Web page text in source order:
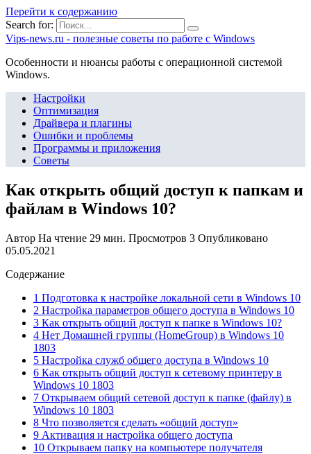
Перейти к содержанию
Search for:
Vips-news.ru - полезные советы по работе с Windows
Особенности и нюансы работы с операционной системой
Windows.
Настройки
Оптимизация
Драйвера и плагины
Ошибки и проблемы
Программы и приложения
Советы
Как открыть общий доступ к папкам и
файлам в Windows 10?
Автор На чтение 29 мин. Просмотров 3 Опубликовано
05.05.2021
Содержание
1 Подготовка к настройке локальной сети в Windows 10
2 Настройка параметров общего доступа в Windows 10
3 Как открыть общий доступ к папке в Windows 10?
4 Нет Домашней группы (HomeGroup) в Windows 10
1803
5 Настройка служб общего доступа в Windows 10
6 Как открыть общий доступ к сетевому принтеру в
Windows 10 1803
7 Открываем общий сетевой доступ к папке (файлу) в
Windows 10 1803
8 Что позволяется сделать «общий доступ»
9 Активация и настройка общего доступа
10 Открываем папку на компьютере получателя